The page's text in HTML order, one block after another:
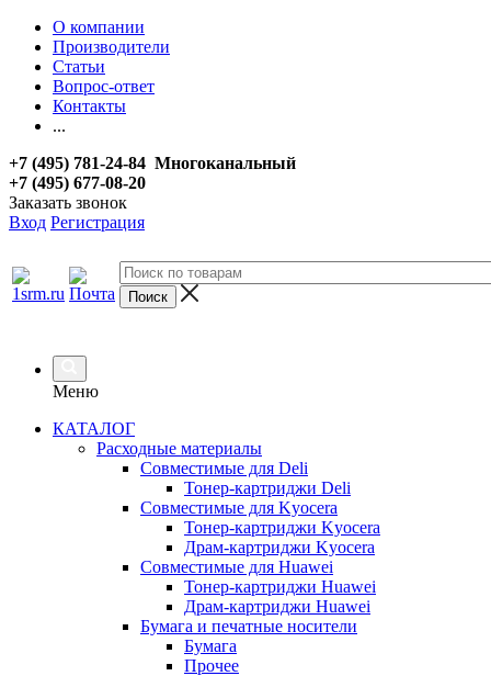
О компании
Производители
Статьи
Вопрос-ответ
Контакты
...
+7 (495) 781-24-84 Многоканальный
+7 (495) 677-08-20
Заказать звонок
Вход Регистрация
Меню
КАТАЛОГ
Расходные материалы
Совместимые для Deli
Тонер-картриджи Deli
Совместимые для Kyocera
Тонер-картриджи Kyocera
Драм-картриджи Kyocera
Совместимые для Huawei
Тонер-картриджи Huawei
Драм-картриджи Huawei
Бумага и печатные носители
Бумага
Прочее